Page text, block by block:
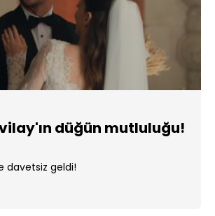
düğün mutluluğu!
davetsiz geldi!